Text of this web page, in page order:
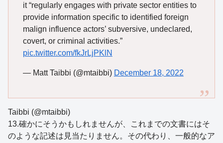
it “regularly engages with private sector entities to
provide information specific to identified foreign
malign influence actors’ subversive, undeclared,
covert, or criminal activities.”
pic.twitter.com/fkJrLjPKlN
— Matt Taibbi (@mtaibbi) December 18, 2022
Taibbi (@mtaibbi)
13.確かにそうかもしれませんが、これまでの文書にはそ
のような記述は見当たりません。その代わり、一般的なア